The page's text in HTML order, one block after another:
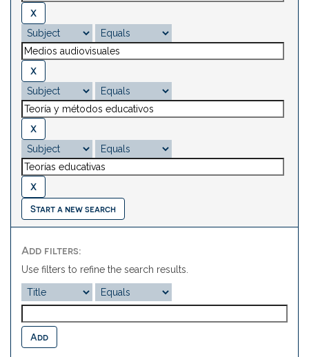
Start a new search
Add filters:
Use filters to refine the search results.